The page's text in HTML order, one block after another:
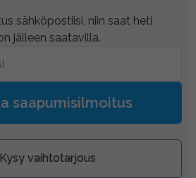
sähköpostiisi, niin saat heti
jälleen saatavilla.
saapumisilmoitus
Kysy vaihtotarjous